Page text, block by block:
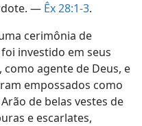
— Êx 28:1-3.
cerimônia de
investido em seus
agente de Deus, e
empossados como
de belas vestes de
e escarlates,